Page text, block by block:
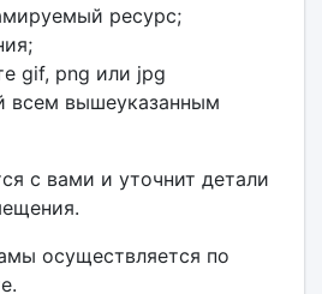
ресурс;
gif, png или jpg
всем вышеуказанным
с вами и уточнит детали
осуществляется по